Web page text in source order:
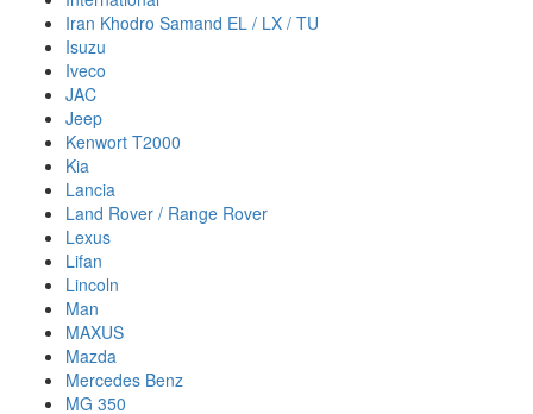
Iran Khodro Samand EL / LX / TU
Isuzu
Iveco
JAC
Jeep
Kenwort T2000
Kia
Lancia
Land Rover / Range Rover
Lexus
Lifan
Lincoln
Man
MAXUS
Mazda
Mercedes Benz
MG 350